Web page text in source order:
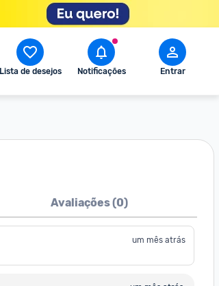
Lista de desejos Notificações Entrar
Avaliações (0)
um mês atrás